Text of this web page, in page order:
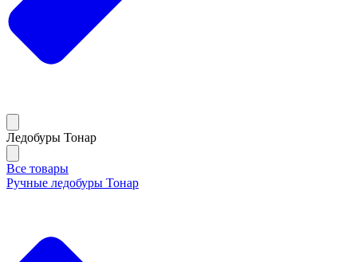
Ледобуры Тонар
Все товары
Ручные ледобуры Тонар